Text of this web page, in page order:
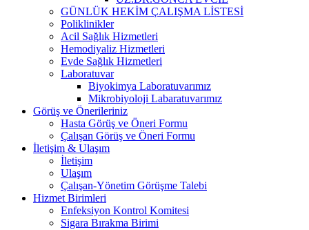
GÜNLÜK HEKİM ÇALIŞMA LİSTESİ
Poliklinikler
Acil Sağlık Hizmetleri
Hemodiyaliz Hizmetleri
Evde Sağlık Hizmetleri
Laboratuvar
Biyokimya Laboratuvarımız
Mikrobiyoloji Labaratuvarımız
Görüş ve Önerileriniz
Hasta Görüş ve Öneri Formu
Çalışan Görüş ve Öneri Formu
İletişim & Ulaşım
İletişim
Ulaşım
Çalışan-Yönetim Görüşme Talebi
Hizmet Birimleri
Enfeksiyon Kontrol Komitesi
Sigara Bırakma Birimi